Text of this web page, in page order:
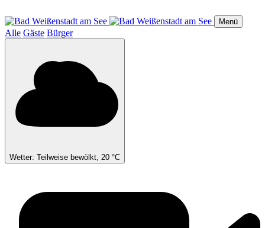
zum
Inhalt
Menü
Alle Gäste Bürger
Wetter: Teilweise bewölkt, 20 °C